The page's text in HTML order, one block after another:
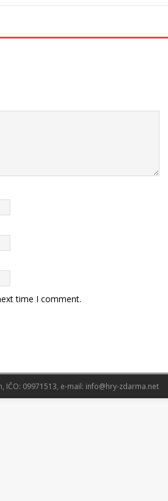
time I comment.
09971513, e-mail: info@hry-zdarma.net